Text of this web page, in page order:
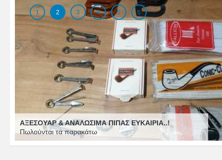
1 2 3 4 5 6
ΑΞΕΣΟΥΆΡ & ΑΝΑΛΏΣΙΜΑ ΠΊΠΑΣ ΕΥΚΑΙΡΙΑ..!
Πωλούνται τα παρακάτω